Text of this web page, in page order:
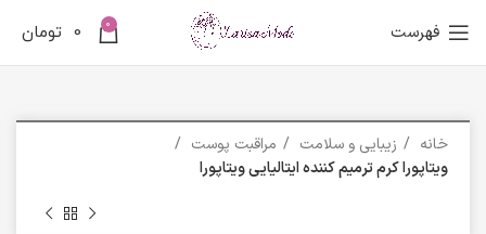
فهرست 0
0 تومان
خانه زیبایی و سلامت
مراقبت پوست
ویتاپورا کرم ترمیم کننده ایتالیایی ویتاپورا